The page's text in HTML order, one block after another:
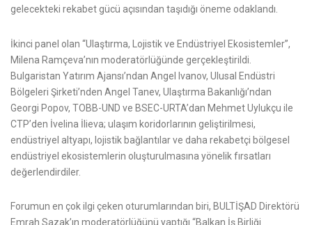
gelecekteki rekabet gücü açısından taşıdığı öneme odaklandı.
İkinci panel olan “Ulaştırma, Lojistik ve Endüstriyel Ekosistemler”,
Milena Ramçeva’nın moderatörlüğünde gerçekleştirildi.
Bulgaristan Yatırım Ajansı’ndan Angel Ivanov, Ulusal Endüstri
Bölgeleri Şirketi’nden Angel Tanev, Ulaştırma Bakanlığı’ndan
Georgi Popov, TOBB-UND ve BSEC-URTA’dan Mehmet Uylukçu ile
CTP’den İvelina İlieva; ulaşım koridorlarının geliştirilmesi,
endüstriyel altyapı, lojistik bağlantılar ve daha rekabetçi bölgesel
endüstriyel ekosistemlerin oluşturulmasına yönelik fırsatları
değerlendirdiler.
Forumun en çok ilgi çeken oturumlarından biri, BULTİŞAD Direktörü
Emrah Sazak’ın moderatörlüğünü yaptığı “Balkan İş Birliği